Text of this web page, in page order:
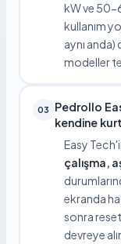
kW ve 50-
kullanım
aynı
modeller
03
Pedrollo
kendine
Easy
çalışma,
ekranda
sonra
devreye